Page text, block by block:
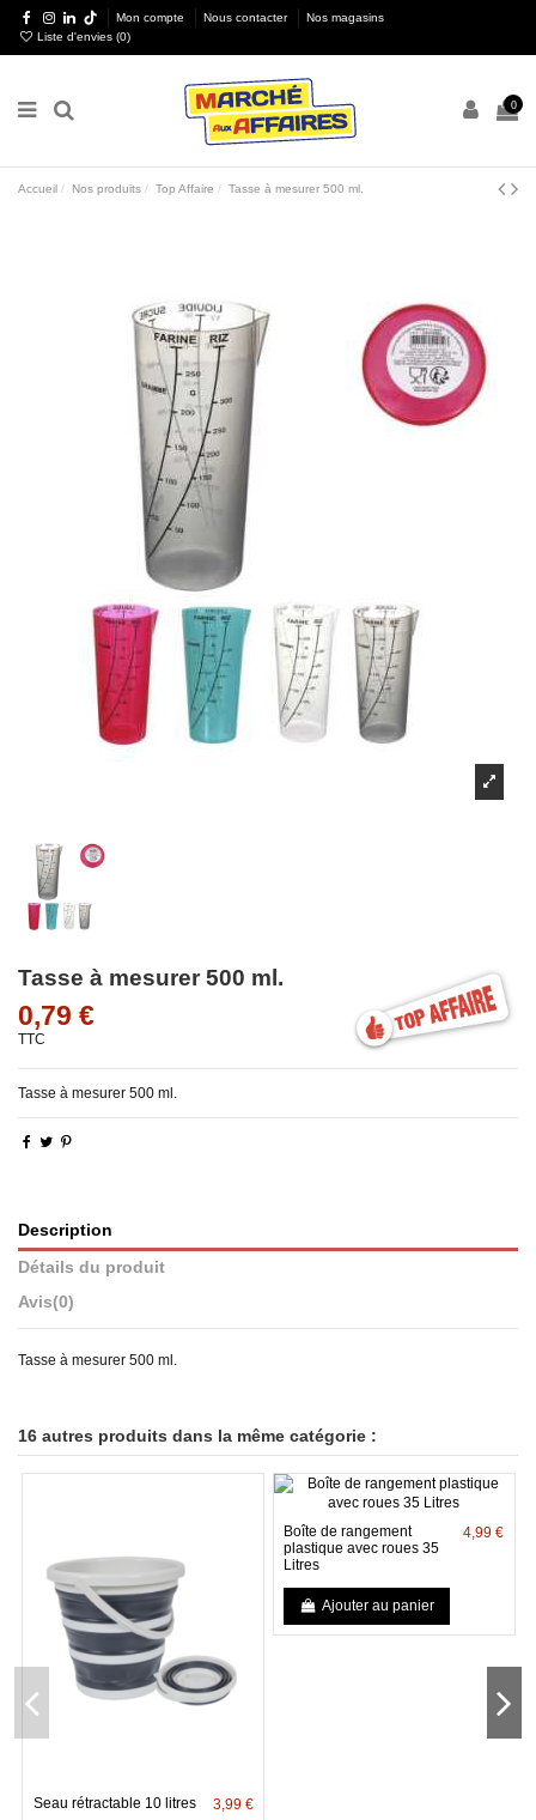
Mon compte Nous contacter
Nos magasins
Liste d'envies (0)
0
Accueil Nos produits Top Affaire Tasse à mesurer 500 ml.
Tasse à mesurer 500 ml.
0,79 €
TTC
Tasse à mesurer 500 ml.
Description
Détails du produit
Avis(0)
Tasse à mesurer 500 ml.
16 autres produits dans la même catégorie :
Seau rétractable 10 litres 3,99 €
Boîte de rangement
plastique avec roues 35
Litres
4,99 €
Ajouter au panier